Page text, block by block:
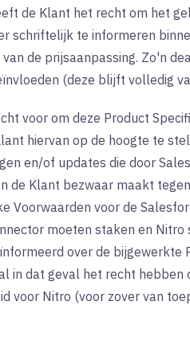
de Klant het recht om het
schriftelijk te informeren
de prijsaanpassing. Zo'n
(deze blijft volledig
voor om deze Product
hiervan op de hoogte te
en/of updates die door
de Klant bezwaar maakt
Voorwaarden voor de
moeten staken en
over de bijgewerkte
in dat geval het recht
voor Nitro (voor zover van